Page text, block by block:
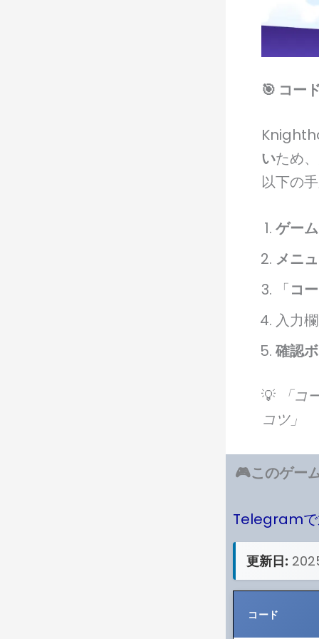
🎯 コー
いため
以下の
ゲー
メニ
「コ
入力
確認
💡
「
コツ」
🎮このゲー
Telegramで
更新日:
コード